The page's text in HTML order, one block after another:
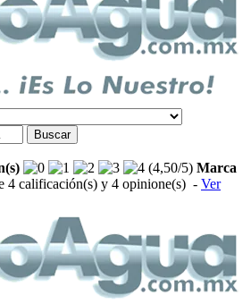
Buscar
(4,50/5) Marca
4 calificación(s) y 4 opinione(s) - Ver